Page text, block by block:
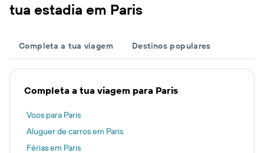
tua estadia em Paris
Completa a tua viagem Destinos populares
Completa a tua viagem para Paris
Voos para Paris
Aluguer de carros em Paris
Férias em Paris